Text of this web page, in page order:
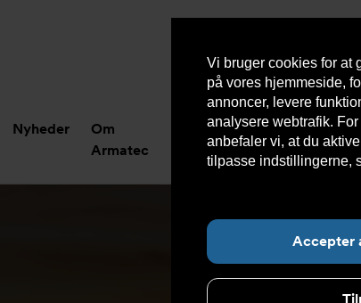
Vi bruger cookies for at
på vores hjemmeside,
annoncer, levere
analysere webtrafik.
anbefaler vi, at du
tilpasse indstillingerne,
Accepter
Nyheder
Om
Armatec
Bæredygtighed
os